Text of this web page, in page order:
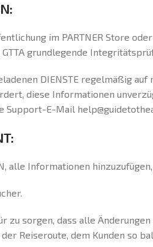
im PARTNER Store
grundlegende
DIENSTE regelmäßig
diese Informationen
Support-E-Mail
alle Informationen
zu sorgen, dass alle
Reiseroute, dem Kunden so